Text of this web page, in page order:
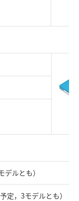
デルとも）
定，3モデルとも）